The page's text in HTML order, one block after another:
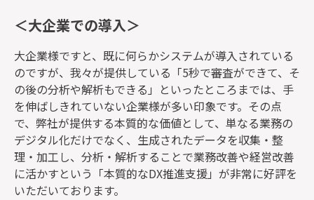
＜大企業での導入＞
大企業様ですと、既に何らかシステムが導入されている
のですが、我々が提供している「5秒で審査ができて、そ
の後の分析や解析もできる」といったところまでは、手
を伸ばしきれていない企業様が多い印象です。その点
で、弊社が提供する本質的な価値として、単なる業務の
デジタル化だけでなく、生成されたデータを収集・整
理・加工し、分析・解析することで業務改善や経営改善
に活かすという「本質的なDX推進支援」が非常に好評を
いただいております。